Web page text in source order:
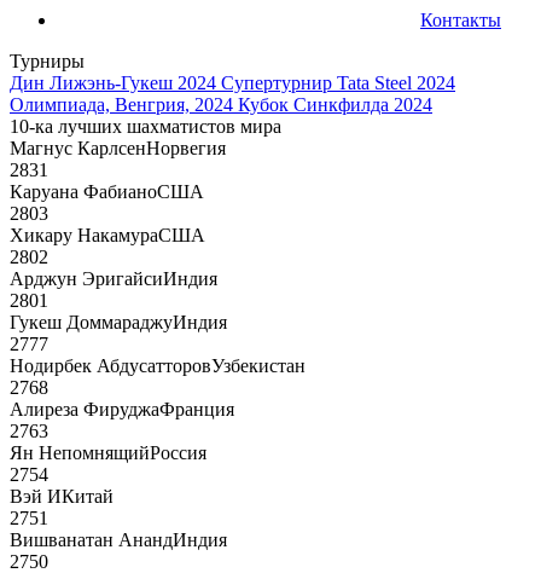
Контакты
Турниры
Дин Лижэнь-Гукеш 2024 Супертурнир Tata Steel 2024
Олимпиада, Венгрия, 2024 Кубок Синкфилда 2024
10-ка лучших шахматистов мира
Магнус КарлсенНорвегия
2831
Каруана ФабианоСША
2803
Хикару НакамураСША
2802
Арджун ЭригайсиИндия
2801
Гукеш ДоммараджуИндия
2777
Нодирбек АбдусатторовУзбекистан
2768
Алиреза ФируджаФранция
2763
Ян НепомнящийРоссия
2754
Вэй ИКитай
2751
Вишванатан АнандИндия
2750